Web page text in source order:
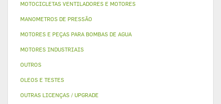
MOTOCICLETAS VENTILADORES E MOTORES
MANOMETROS DE PRESSÃO
MOTORES E PEÇAS PARA BOMBAS DE AGUA
MOTORES INDUSTRIAIS
OUTROS
OLEOS E TESTES
OUTRAS LICENÇAS / UPGRADE